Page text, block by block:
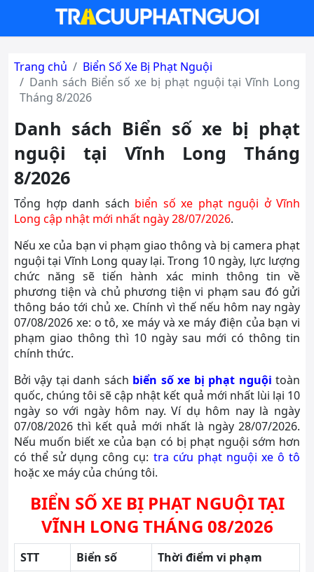
Trang chủ
Biển Số Xe Bị Phạt Nguội
Danh sách Biển số xe bị phạt nguội tại Vĩnh Long
Tháng 8/2026
Danh sách Biển số xe bị phạt
nguội tại Vĩnh Long Tháng
8/2026
Tổng hợp danh sách biển số xe phạt nguội ở Vĩnh
Long cập nhật mới nhất ngày 28/07/2026.
Nếu xe của bạn vi phạm giao thông và bị camera phạt
nguội tại Vĩnh Long quay lại. Trong 10 ngày, lực lượng
chức năng sẽ tiến hành xác minh thông tin về
phương tiện và chủ phương tiện vi phạm sau đó gửi
thông báo tới chủ xe. Chính vì thế nếu hôm nay ngày
07/08/2026 xe: o tô, xe máy và xe máy điện của bạn vi
phạm giao thông thì 10 ngày sau mới có thông tin
chính thức.
Bởi vậy tại danh sách biển số xe bị phạt nguội toàn
quốc, chúng tôi sẽ cập nhật kết quả mới nhất lùi lại 10
ngày so với ngày hôm nay. Ví dụ hôm nay là ngày
07/08/2026 thì kết quả mới nhất là ngày 28/07/2026.
Nếu muốn biết xe của bạn có bị phạt nguội sớm hơn
có thể sử dụng công cụ: tra cứu phạt nguội xe ô tô
hoặc xe máy của chúng tôi.
BIỂN SỐ XE BỊ PHẠT NGUỘI TẠI
VĨNH LONG THÁNG 08/2026
STT Biển số Thời điểm vi phạm